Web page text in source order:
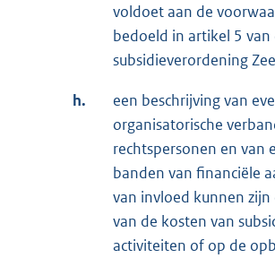
voldoet aan de
bedoeld in artikel 5 van
subsidieverordening
h.
een beschrijving van
organisatorische
rechtspersonen en van
banden van financiële
van invloed kunnen
van de kosten van
activiteiten of op de